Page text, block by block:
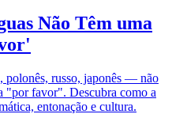
Não Têm uma
russo, japonês — não
"por favor". Descubra como a
entonação e cultura.